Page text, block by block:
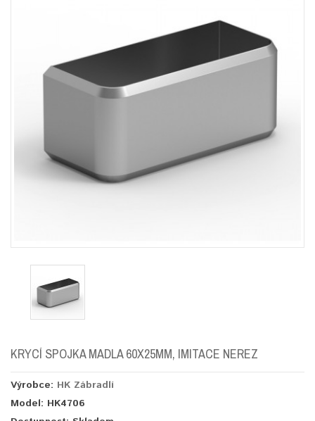
KRYCÍ SPOJKA MADLA 60X25MM, IMITACE NEREZ
Výrobce: HK Zábradlí
Model: HK4706